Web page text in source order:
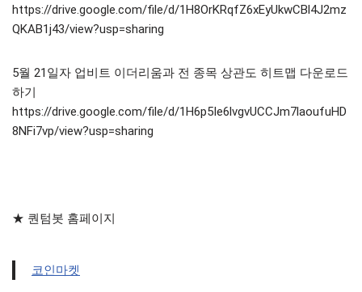
https://drive.google.com/file/d/1H8OrKRqfZ6xEyUkwCBl4J2mz
QKAB1j43/view?usp=sharing
5월 21일자 업비트 이더리움과 전 종목 상관도 히트맵 다운로드
하기
https://drive.google.com/file/d/1H6p5Ie6lvgvUCCJm7laoufuHD
8NFi7vp/view?usp=sharing
★ 퀀텀봇 홈페이지
코인마켓